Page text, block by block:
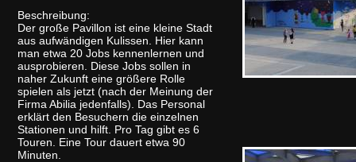
Beschreibung:
Der große Pavillon ist eine kleine Stadt
aus aufwändigen Kulissen. Hier kann
man etwa 20 Jobs kennenlernen und
ausprobieren. Diese Jobs sollen in
naher Zukunft eine größere Rolle
spielen als jetzt (nach der Meinung der
Firma Abilia jedenfalls). Das Personal
erklärt den Besuchern die einzelnen
Stationen und hilft. Pro Tag gibt es 6
Touren. Eine Tour dauert etwa 90
Minuten.